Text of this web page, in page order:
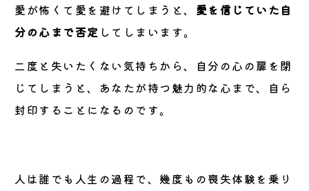
愛が怖くて愛を避けてしまうと、 愛を信じていた自
分の心まで否定 してしまいます。
二度と失いたくない気持ちから、自分の心の扉を閉
じてしまうと、あなたが持つ魅力的な心まで、自ら
封印することになるのです。
人は誰でも人生の過程で、幾度もの喪失体験を乗り